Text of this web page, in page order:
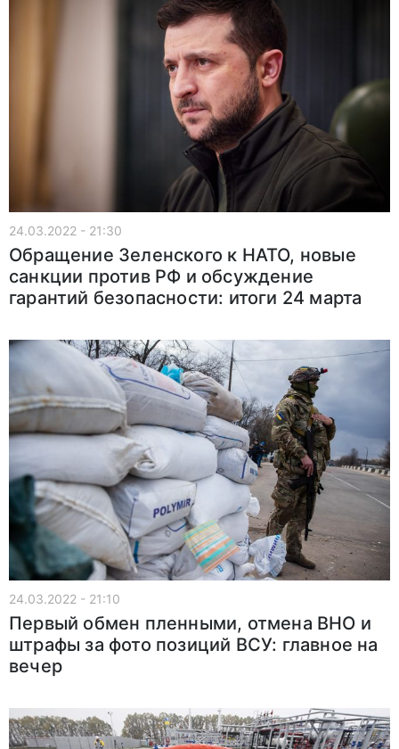
24.03.2022 - 21:30
Обращение Зеленского к НАТО, новые
санкции против РФ и обсуждение
гарантий безопасности: итоги 24 марта
24.03.2022 - 21:10
Первый обмен пленными, отмена ВНО и
штрафы за фото позиций ВСУ: главное на
вечер